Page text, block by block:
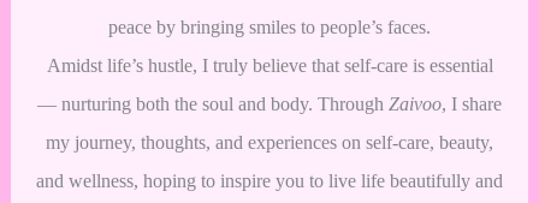
peace by bringing smiles to people’s faces.
Amidst life’s hustle, I truly believe that self-care is essential
— nurturing both the soul and body. Through Zaivoo, I share
my journey, thoughts, and experiences on self-care, beauty,
and wellness, hoping to inspire you to live life beautifully and